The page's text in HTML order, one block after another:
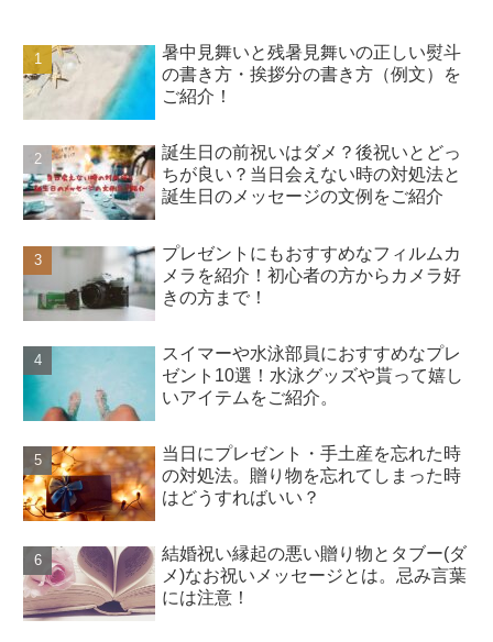
暑中見舞いと残暑見舞いの正しい熨斗
の書き方・挨拶分の書き方（例文）を
ご紹介！
誕生日の前祝いはダメ？後祝いとどっ
ちが良い？当日会えない時の対処法と
誕生日のメッセージの文例をご紹介
プレゼントにもおすすめなフィルムカ
メラを紹介！初心者の方からカメラ好
きの方まで！
スイマーや水泳部員におすすめなプレ
ゼント10選！水泳グッズや貰って嬉し
いアイテムをご紹介。
当日にプレゼント・手土産を忘れた時
の対処法。贈り物を忘れてしまった時
はどうすればいい？
結婚祝い縁起の悪い贈り物とタブー(ダ
メ)なお祝いメッセージとは。忌み言葉
には注意！